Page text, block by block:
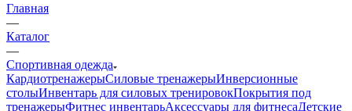
Главная
—
Каталог
—
Спортивная одежда
КардиотренажерыСиловые тренажерыИнверсионные
столыИнвентарь для силовых тренировокПокрытия под
тренажерыФитнес инвентарьАксессуары для фитнесаДетские